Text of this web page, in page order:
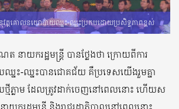
នុវត្តគោលនយោបាយឈ្នះ-ឈ្នះប្រកបដោយប្រសិទ្ធភាពខ្ពស់
នាយករដ្ឋមន្ត្រី បានថ្លែងថា ក្រោយពីការ
នះ-ឈ្នះបានជោគជ័យ គឺប្រទេសយើងរួមគ្នា
លាម ដែលត្រូវដាក់ចេញនៅពេលនោះ ហើយស